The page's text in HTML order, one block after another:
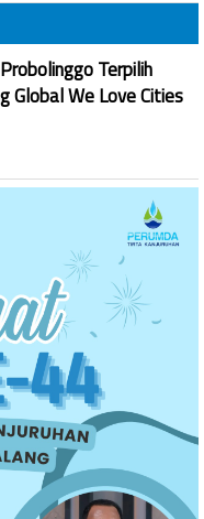
Terpilih
Global We Love Cities